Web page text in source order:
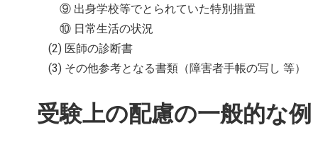
⑨ 出身学校等でとられていた特別措置
⑩ 日常生活の状況
(2) 医師の診断書
(3) その他参考となる書類（障害者手帳の写し 等）
受験上の配慮の一般的な例